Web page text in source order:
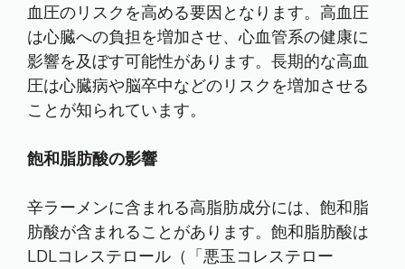
血圧のリスクを高める要因となります。高血圧
は心臓への負担を増加させ、心血管系の健康に
影響を及ぼす可能性があります。長期的な高血
圧は心臓病や脳卒中などのリスクを増加させる
ことが知られています。
飽和脂肪酸の影響
辛ラーメンに含まれる高脂肪成分には、飽和脂
肪酸が含まれることがあります。飽和脂肪酸は
LDLコレステロール（「悪玉コレステロー